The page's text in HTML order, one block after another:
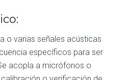
o varias señales acústicas
específicos para ser
acopla a micrófonos o